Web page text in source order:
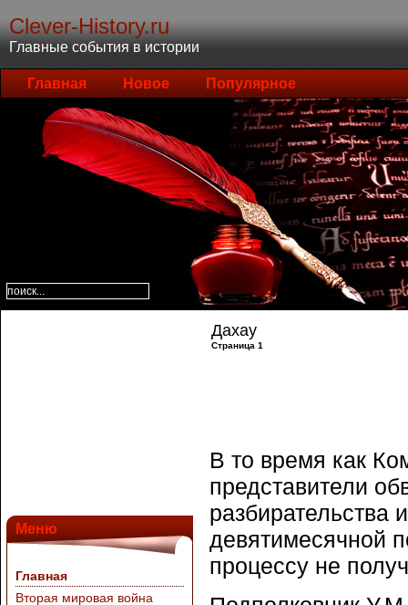
Clever-History.ru
Главные события в истории
Главная Новое Популярное
Меню
Главная
Вторая мировая война
Дахау
Страница 1
В то время как
представители
разбирательства
девятимесячной
процессу не